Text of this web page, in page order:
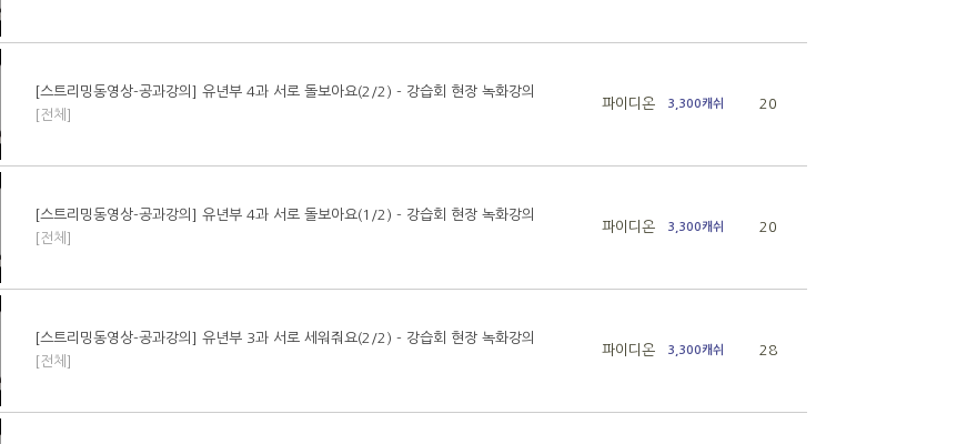
[스트리밍동영상-공과강의] 유년부 4과 서로 돌보아요(2/2) - 강습회 현장 녹화강의
[전체]
파이디온 3,300캐쉬 20
[스트리밍동영상-공과강의] 유년부 4과 서로 돌보아요(1/2) - 강습회 현장 녹화강의
[전체]
파이디온 3,300캐쉬 20
[스트리밍동영상-공과강의] 유년부 3과 서로 세워줘요(2/2) - 강습회 현장 녹화강의
[전체]
파이디온 3,300캐쉬 28